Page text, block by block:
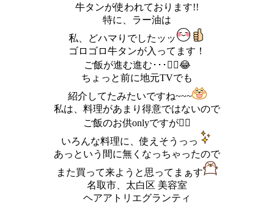
牛タンが使われております!!
特に、ラー油は
私、どハマりでしたッッ
ゴロゴロ牛タンが入ってます！
ご飯が進む進む･･･笑⃝😂
ちょっと前に地元TVでも
紹介してたみたいですね~~~
私は、料理があまり得意ではないので
ご飯のお供onlyですが笑⃝
いろんな料理に、使えそうっっ
あっという間に無くなっちゃったので
また買って来ようと思ってまぁす
名取市、太白区 美容室
ヘアアトリエグランティ